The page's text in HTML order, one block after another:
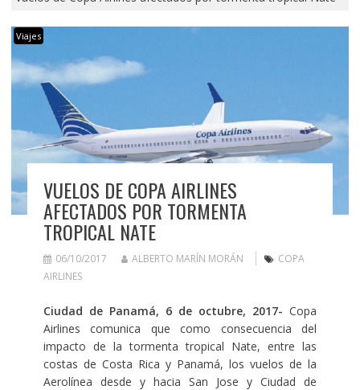
Viajes
VUELOS DE COPA AIRLINES
AFECTADOS POR TORMENTA
TROPICAL NATE
06/10/2017 ALBERTO MARÍN MORÁN
COPA
AIRLINES
Ciudad de Panamá, 6 de octubre, 2017-Copa
Airlines comunica que como consecuencia del
impacto de la tormenta tropical Nate, entre las
costas de Costa Rica y Panamá, los vuelos de la
Aerolínea desde y hacia San Jose y Ciudad de